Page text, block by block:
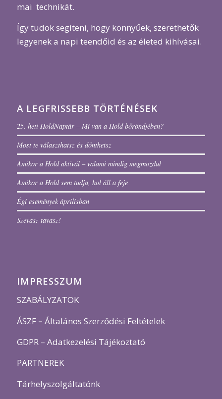
mai technikát.
Így tudok segíteni, hogy könnyűek, szerethetők
legyenek a napi teendőid és az életed kihívásai.
A LEGFRISSEBB TÖRTÉNÉSEK
25. heti HoldNaptár – Mi van a Hold bőröndjében?
Most te választhatsz és dönthetsz
Amikor a Hold aktivál – valami mindig megmozdul
Amikor a Hold sem tudja, hol áll a feje
Égi események áprilisban
Szevasz tavasz!
IMPRESSZUM
SZABÁLYZATOK
ÁSZF– Általános Szerződési Feltételek
GDPR – Adatkezelési Tájékoztató
PARTNEREK
Tárhelyszolgáltatónk